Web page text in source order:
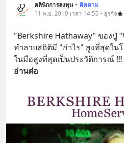
คลินิกการลงทุน • ติดตาม
11 พ.ย. 2019 เวลา 14:55 • ธุรกิจ
"Berkshire Hathaway" ของปู่
ทำลายสถิติมี "กำไร" สูงที่สุดใน
ในมือสูงที่สุดเป็นประวัติการณ์
อ่านต่อ